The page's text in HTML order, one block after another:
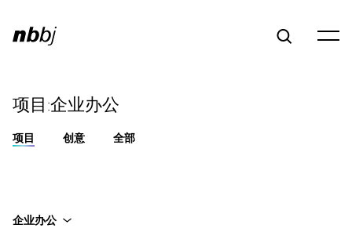
项目:企业办公
项目 创意 全部
企业办公